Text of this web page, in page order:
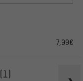
7,99€
(1)